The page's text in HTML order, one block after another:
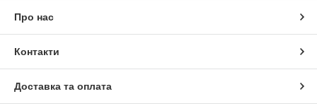
Про нас
Контакти
Доставка та оплата